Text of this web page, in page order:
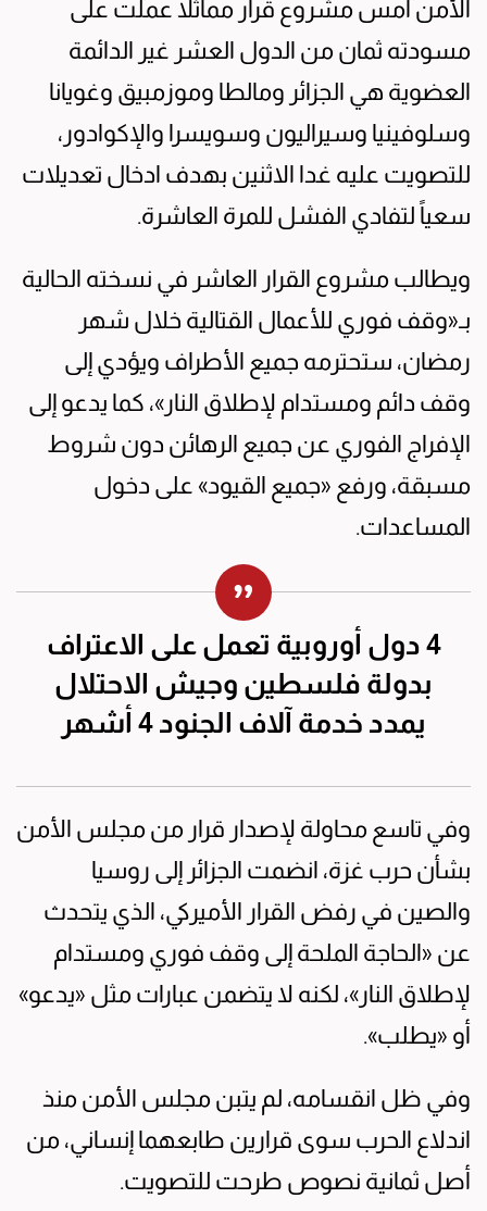
الأمن أمس مشروع قرار مماثلا عملت على
مسودته ثمان من الدول العشر غير الدائمة
العضوية هي الجزائر ومالطا وموزمبيق وغويانا
وسلوفينيا وسيراليون وسويسرا والإكوادور،
للتصويت عليه غدا الاثنين بهدف ادخال تعديلات
سعياً لتفادي الفشل للمرة العاشرة.
ويطالب مشروع القرار العاشر في نسخته الحالية
بـ«وقف فوري للأعمال القتالية خلال شهر
رمضان، ستحترمه جميع الأطراف ويؤدي إلى
وقف دائم ومستدام لإطلاق النار»، كما يدعو إلى
الإفراج الفوري عن جميع الرهائن دون شروط
مسبقة، ورفع «جميع القيود» على دخول
المساعدات.
4 دول أوروبية تعمل على الاعتراف
بدولة فلسطين وجيش الاحتلال
يمدد خدمة آلاف الجنود 4 أشهر
وفي تاسع محاولة لإصدار قرار من مجلس الأمن
بشأن حرب غزة، انضمت الجزائر إلى روسيا
والصين في رفض القرار الأميركي، الذي يتحدث
عن «الحاجة الملحة إلى وقف فوري ومستدام
لإطلاق النار»، لكنه لا يتضمن عبارات مثل «يدعو»
أو «يطلب».
وفي ظل انقسامه، لم يتبن مجلس الأمن منذ
اندلاع الحرب سوى قرارين طابعهما إنساني، من
أصل ثمانية نصوص طرحت للتصويت.